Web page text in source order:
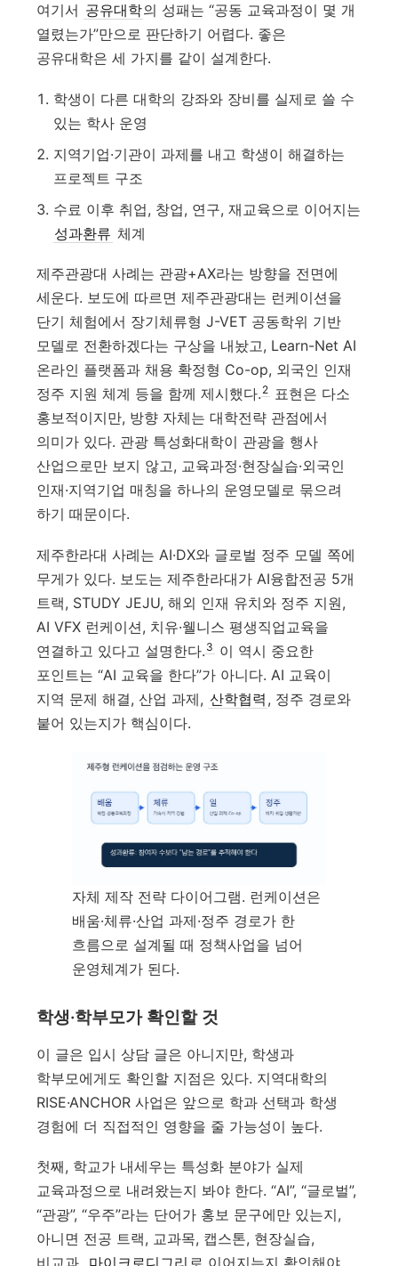
여기서 공유대학의 성패는 “공동 교육과정이 몇 개
열렸는가”만으로 판단하기 어렵다. 좋은
공유대학은 세 가지를 같이 설계한다.
학생이 다른 대학의 강좌와 장비를 실제로 쓸 수
있는 학사 운영
지역기업·기관이 과제를 내고 학생이 해결하는
프로젝트 구조
수료 이후 취업, 창업, 연구, 재교육으로 이어지는
성과환류 체계
제주관광대 사례는 관광+AX라는 방향을 전면에
세운다. 보도에 따르면 제주관광대는 런케이션을
단기 체험에서 장기체류형 J-VET 공동학위 기반
모델로 전환하겠다는 구상을 내놨고, Learn-Net AI
온라인 플랫폼과 채용 확정형 Co-op, 외국인 인재
정주 지원 체계 등을 함께 제시했다.2표현은 다소
홍보적이지만, 방향 자체는 대학전략 관점에서
의미가 있다. 관광 특성화대학이 관광을 행사
산업으로만 보지 않고, 교육과정·현장실습·외국인
인재·지역기업 매칭을 하나의 운영모델로 묶으려
하기 때문이다.
제주한라대 사례는 AI·DX와 글로벌 정주 모델 쪽에
무게가 있다. 보도는 제주한라대가 AI융합전공 5개
트랙, STUDY JEJU, 해외 인재 유치와 정주 지원,
AI VFX 런케이션, 치유·웰니스 평생직업교육을
연결하고 있다고 설명한다.3이 역시 중요한
포인트는 “AI 교육을 한다”가 아니다. AI 교육이
지역 문제 해결, 산업 과제, 산학협력 , 정주 경로와
붙어 있는지가 핵심이다.
자체 제작 전략 다이어그램. 런케이션은
배움·체류·산업 과제·정주 경로가 한
흐름으로 설계될 때 정책사업을 넘어
운영체계가 된다.
학생·학부모가 확인할 것
이 글은 입시 상담 글은 아니지만, 학생과
학부모에게도 확인할 지점은 있다. 지역대학의
RISE·ANCHOR 사업은 앞으로 학과 선택과 학생
경험에 더 직접적인 영향을 줄 가능성이 높다.
첫째, 학교가 내세우는 특성화 분야가 실제
교육과정으로 내려왔는지 봐야 한다. “AI”, “글로벌”,
“관광”, “우주”라는 단어가 홍보 문구에만 있는지,
아니면 전공 트랙, 교과목, 캡스톤, 현장실습,